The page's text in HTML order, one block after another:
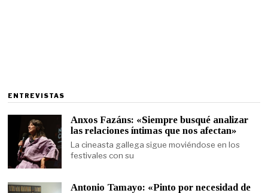
ENTREVISTAS
Anxos Fazáns: «Siempre busqué analizar
las relaciones íntimas que nos afectan»
La cineasta gallega sigue moviéndose en los
festivales con su
Antonio Tamayo: «Pinto por necesidad de